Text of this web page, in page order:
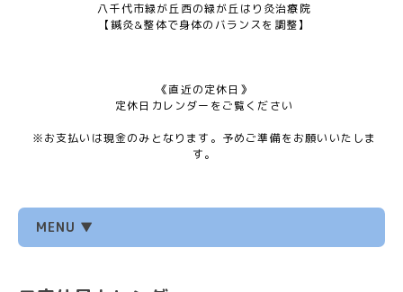
八千代市緑が丘西の緑が丘はり灸治療院
【鍼灸&整体で身体のバランスを調整】
《直近の定休日》
定休日カレンダーをご覧ください
※お支払いは現金のみとなります。予めご準備をお願いいたしま
す。
MENU ▼